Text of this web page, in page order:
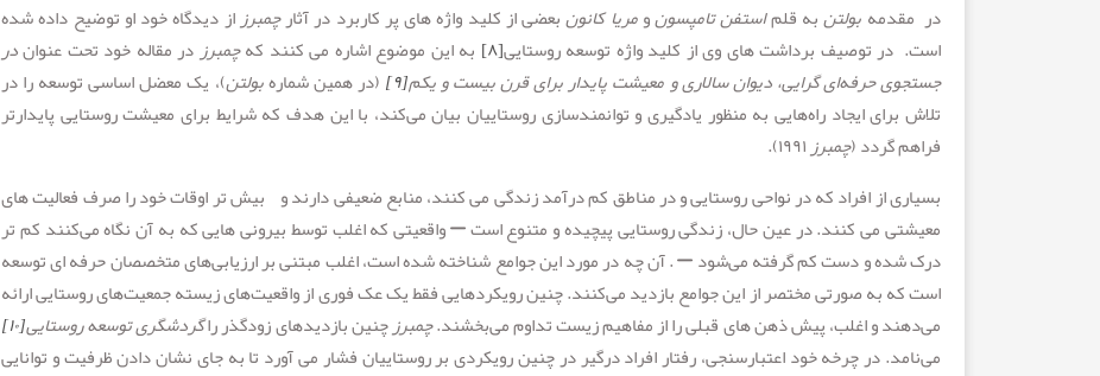
در مقدمه بولتن به قلماستفن تامپسون ومریا کانون بعضی از کلید واژه های پر کاربرد در آثارچمبرز از دیدگاه خود او توضیح داده شده
است. در توصیف برداشت های وی از کلید واژه توسعه روستایی[۸] به این موضوع اشاره می کنند کهچمبرز در مقاله خود تحت عنوان در
جستجوی حرفه‌ای گرایی، دیوان سالاری و معیشت پایدار برای قرن بیست و یکم[۹] (در همین شمارهبولتن)، یک معضل اساسی توسعه را در
تلاش برای ایجاد راه‌هایی به منظور یادگیری و توانمندسازی روستاییان بیان می‌کند، با این هدف که شرایط برای معیشت روستایی پایدارتر
فراهم گردد (چمبرز ۱۹۹۱).
بسیاری از افراد که در نواحی روستایی و در مناطق کم درآمد زندگی می کنند، منابع ضعیفی دارند و بیش تر اوقات خود را صرف فعالیت های
معیشتی می کنند. در عین حال، زندگی روستایی پیچیده و متنوع است – واقعیتی که اغلب توسط بیرونی هایی که به آن نگاه می‌کنند کم تر
درک شده و دست کم گرفته می‌شود – . آن چه در مورد این جوامع شناخته شده است، اغلب مبتنی بر ارزیابی‌های متخصصان حرفه ای توسعه
است که به صورتی مختصر از این جوامع بازدید می‌کنند. چنین رویکردهایی فقط یک عک فوری از واقعیت‌های زیسته جمعیت‌های روستایی ارائه
می‌دهند و اغلب، پیش ذهن های قبلی را از مفاهیم زیست تداوم می‌بخشند.چمبرز چنین بازدیدهای زودگذر راگردشگری توسعه روستایی[۱۰]
می‌نامد. در چرخه خود اعتبارسنجی، رفتار افراد درگیر در چنین رویکردی بر روستاییان فشار می آورد تا به جای نشان دادن ظرفیت و توانایی